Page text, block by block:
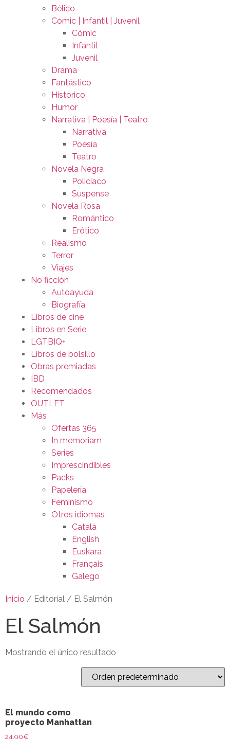
Bélico
Cómic | Infantil | Juvenil
Cómic
Infantil
Juvenil
Drama
Fantástico
Histórico
Humor
Narrativa | Poesía | Teatro
Narrativa
Poesía
Teatro
Novela Negra
Policiaco
Suspense
Novela Rosa
Romántico
Erótico
Realismo
Terror
Viajes
No ficción
Autoayuda
Biografía
Libros de cine
Libros en Serie
LGTBIQ+
Libros de bolsillo
Obras premiadas
IBD
Recomendados
OUTLET
Más
Ofertas 365
In memoriam
Series
Imprescindibles
Packs
Papelería
Feminismo
Otros idiomas
Català
English
Euskara
Français
Galego
Inicio / Editorial / El Salmón
El Salmón
Mostrando el único resultado
El mundo como
proyecto Manhattan
24.90€